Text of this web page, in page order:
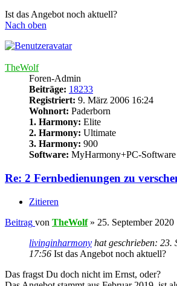
Ist das Angebot noch aktuell?
Nach oben
TheWolf
Foren-Admin
Beiträge: 18233
Registriert: 9. März 2006 16:24
Wohnort: Paderborn
1. Harmony: Elite
2. Harmony: Ultimate
3. Harmony: 900
Software: MyHarmony+PC-Software
Re: 2 Fernbedienungen zu
Zitieren
Beitrag von TheWolf» 25. September 2020
livinginharmony hat geschrieben: 23.
17:56 Ist das Angebot noch aktuell?
Das fragst Du doch nicht im Ernst, oder?